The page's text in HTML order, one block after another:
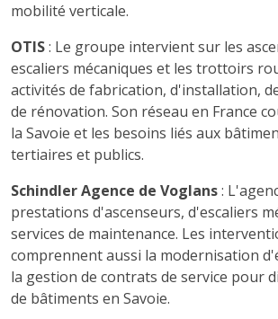
mobilité verticale.
OTIS: Le groupe intervient sur les
escaliers mécaniques et les trottoirs
activités de fabrication, d'installation,
de rénovation. Son réseau en France
la Savoie et les besoins liés aux
tertiaires et publics.
Schindler Agence de Voglans:
prestations d'ascenseurs, d'escaliers
services de maintenance. Les
comprennent aussi la modernisation
la gestion de contrats de service pour
de bâtiments en Savoie.